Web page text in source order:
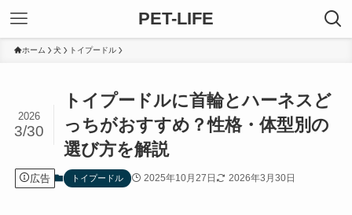
PET-LIFE
ホーム 犬 トイプードル
トイプードルに首輪とハーネスど
っちがおすすめ？性格・体型別の
選び方を解説
2026
3/30
広告 トイプードル 2025年10月27日 2026年3月30日